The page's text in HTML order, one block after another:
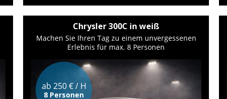
Chrysler 300C in weiß
Machen Sie Ihren Tag zu einem unvergessenen
Erlebnis für max. 8 Personen
ab 250 € / H
8 Personen